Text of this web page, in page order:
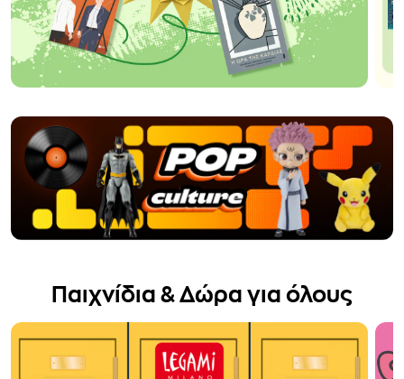
Παιχνίδια & Δώρα για όλους